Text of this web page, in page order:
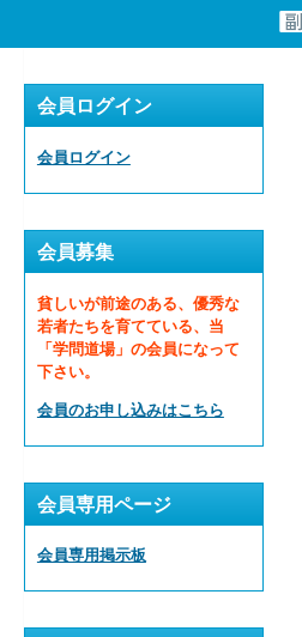
会員ログイン
会員ログイン
会員募集
貧しいが前途のある、優秀な
若者たちを育てている、当
「学問道場」の会員になって
下さい。
会員のお申し込みはこちら
会員専用ページ
会員専用掲示板